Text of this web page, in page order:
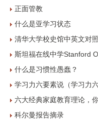
正面管教
什么是亚学习状态
清华大学校史馆中英文对
斯坦福在线中学Stanford
什么是习惯性愚蠢？
学习力六要素说（学习力
六大经典家庭教育理论，
科尔曼报告摘录